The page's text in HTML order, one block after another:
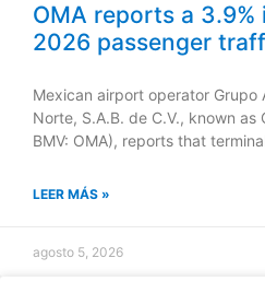
OMA reports a 3.9%
2026 passenger
Mexican airport operator Grupo
Norte, S.A.B. de C.V., known as
BMV: OMA), reports that
LEER MÁS »
agosto 5, 2026